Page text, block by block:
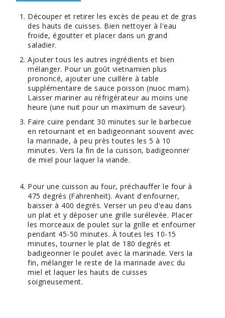
Découper et retirer les excès de peau et de gras
des hauts de cuisses. Bien nettoyer à l'eau
froide, égoutter et placer dans un grand
saladier.
Ajouter tous les autres ingrédients et bien
mélanger. Pour un goût vietnamien plus
prononcé, ajouter une cuillère à table
supplémentaire de sauce poisson (nuoc mam).
Laisser mariner au réfrigérateur au moins une
heure (une nuit pour un maximum de saveur).
Faire cuire pendant 30 minutes sur le barbecue
en retournant et en badigeonnant souvent avec
la marinade, à peu près toutes les 5 à 10
minutes. Vers la fin de la cuisson, badigeonner
de miel pour laquer la viande.
Pour une cuisson au four, préchauffer le four à
475 degrés (Fahrenheit). Avant d'enfourner,
baisser à 400 degrés. Verser un peu d'eau dans
un plat et y déposer une grille surélevée. Placer
les morceaux de poulet sur la grille et enfourner
pendant 45-50 minutes. À toutes les 10-15
minutes, tourner le plat de 180 degrés et
badigeonner le poulet avec la marinade. Vers la
fin, mélanger le reste de la marinade avec du
miel et laquer les hauts de cuisses
soigneusement.